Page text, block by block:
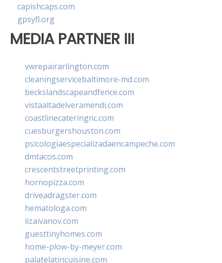
capishcaps.com
gpsyfl.org
MEDIA PARTNER III
vwrepairarlington.com
cleaningservicebaltimore-md.com
beckslandscapeandfence.com
vistaaltadelveramendi.com
coastlinecateringnc.com
cuesburgershouston.com
psicologiaespecializadaencampeche.com
dmtacos.com
crescentstreetprinting.com
hornopizza.com
driveadragster.com
hematologa.com
lizaivanov.com
guesttinyhomes.com
home-plow-by-meyer.com
palatelatincuisine.com